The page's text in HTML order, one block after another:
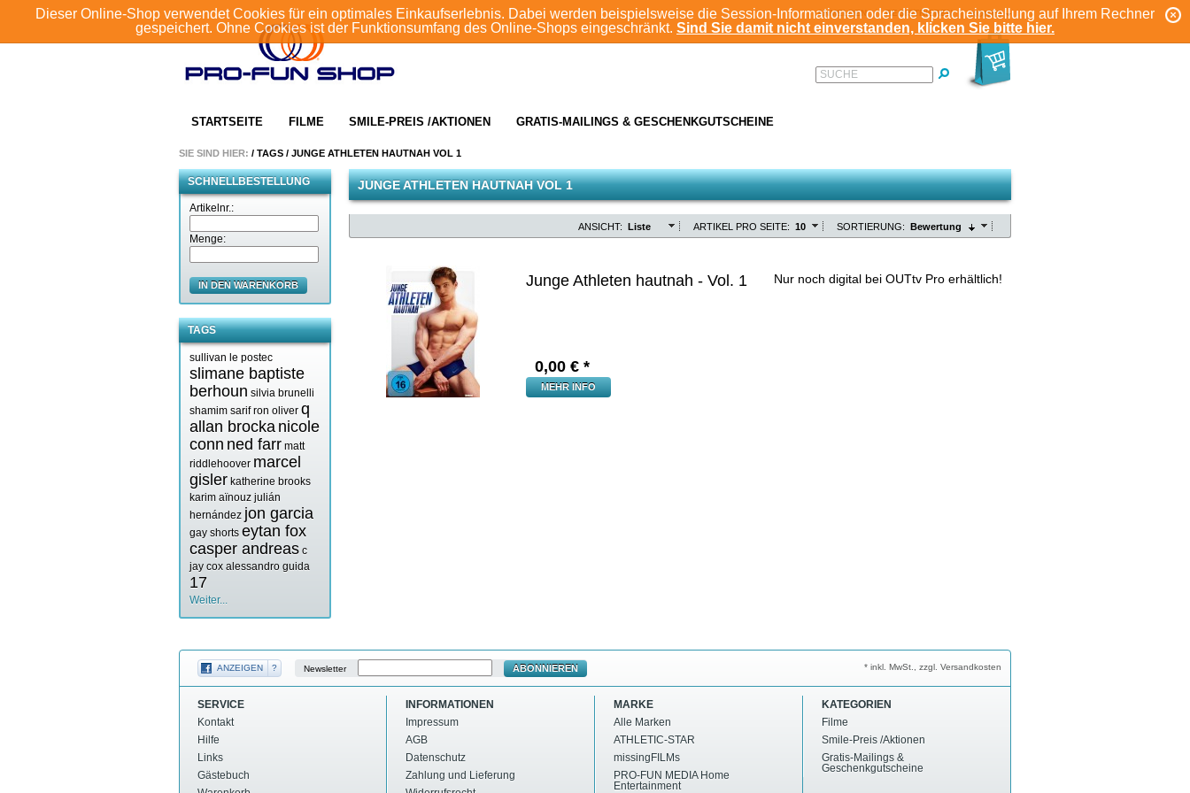
Dieser Online-Shop verwendet Cookies für ein optimales Einkaufserlebnis. Dabei werden beispielsweise die Session-Informationen oder die Spracheinstellung auf Ihrem Rechner
gespeichert. Ohne Cookies ist der Funktionsumfang des Online-Shops eingeschränkt. Sind Sie damit nicht einverstanden, klicken Sie bitte hier.
KONTO
ANMELDEN REGISTRIEREN
STARTSEITE FILME SMILE-PREIS /AKTIONEN GRATIS-MAILINGS & GESCHENKGUTSCHEINE
SUCHE
SIE SIND HIER: / TAGS / JUNGE ATHLETEN HAUTNAH VOL 1
SCHNELLBESTELLUNG
Artikelnr.:
Menge:
IN DEN WARENKORB
TAGS
sullivan le postec
slimane baptiste
berhoun silvia brunelli
shamim sarif ron oliver q
allan brocka nicole
conn ned farr matt
riddlehoover marcel
gisler katherine brooks
karim aïnouz julián
hernández jon garcia
gay shorts eytan fox
casper andreas c
jay cox alessandro guida
17
Weiter...
JUNGE ATHLETEN HAUTNAH VOL 1
SORTIERUNG: Bewertung
ARTIKEL PRO SEITE: 10
ANSICHT: Liste
Junge Athleten hautnah - Vol. 1 Nur noch digital bei OUTtv Pro erhältlich!
0,00 € *
MEHR INFO
ANZEIGEN ? Newsletter ABONNIEREN * inkl. MwSt., zzgl. Versandkosten
SERVICE
Kontakt
Hilfe
Links
Gästebuch
INFORMATIONEN
Impressum
AGB
Datenschutz
Zahlung und Lieferung
MARKE
Alle Marken
ATHLETIC-STAR
missingFILMs
PRO-FUN MEDIA Home
Entertainment
KATEGORIEN
Filme
Smile-Preis /Aktionen
Gratis-Mailings &
Geschenkgutscheine